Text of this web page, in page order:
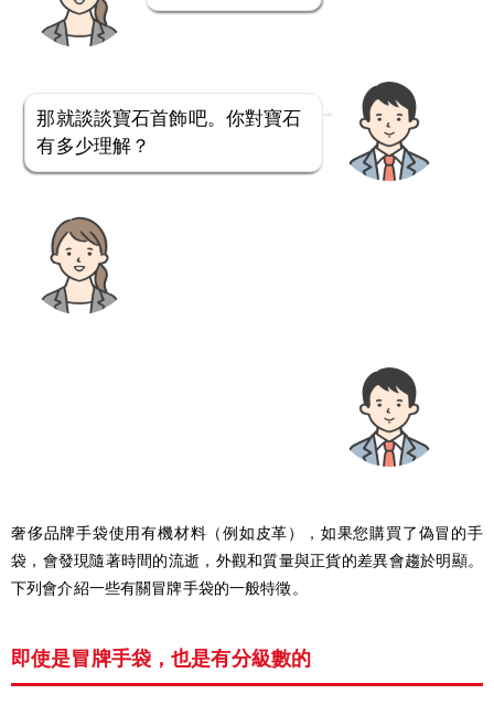
那就談談寶石首飾吧。你對寶石
有多少理解？
奢侈品牌手袋使用有機材料（例如皮革），如果您購買了偽冒的手
袋，會發現隨著時間的流逝，外觀和質量與正貨的差異會趨於明顯。
下列會介紹一些有關冒牌手袋的一般特徵。
即使是冒牌手袋，也是有分級數的